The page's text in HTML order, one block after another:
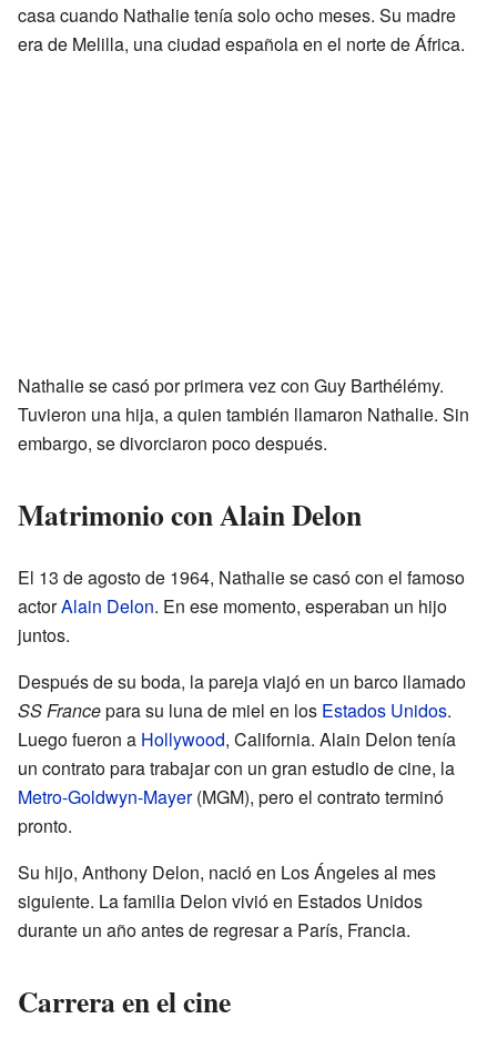
casa cuando Nathalie tenía solo ocho meses. Su madre
era de Melilla, una ciudad española en el norte de África.
Nathalie se casó por primera vez con Guy Barthélémy.
Tuvieron una hija, a quien también llamaron Nathalie. Sin
embargo, se divorciaron poco después.
Matrimonio con Alain Delon
El 13 de agosto de 1964, Nathalie se casó con el famoso
actorAlain Delon. En ese momento, esperaban un hijo
juntos.
Después de su boda, la pareja viajó en un barco llamado
SS Francepara su luna de miel en los Estados Unidos.
Luego fueron a Hollywood, California. Alain Delon tenía
un contrato para trabajar con un gran estudio de cine, la
Metro-Goldwyn-Mayer(MGM), pero el contrato terminó
pronto.
Su hijo, Anthony Delon, nació en Los Ángeles al mes
siguiente. La familia Delon vivió en Estados Unidos
durante un año antes de regresar a París, Francia.
Carrera en el cine